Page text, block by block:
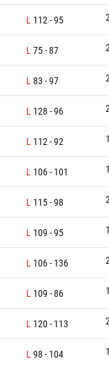
L 112 -95
L 75-87
L 83 -97
L 128 -96
L 112 -92
L 106- 101
L 115-98
L 109 -95
L 106- 136
L 109 -86
L 120- 113
L 98 - 104